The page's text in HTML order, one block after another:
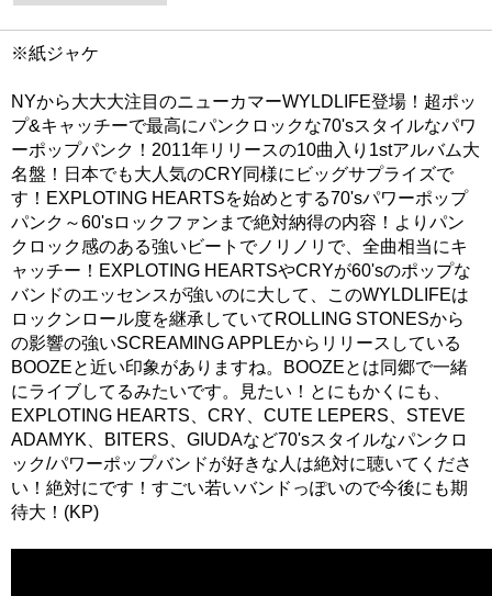
※紙ジャケ
NYから大大大注目のニューカマーWYLDLIFE登場！超ポッ
プ&キャッチーで最高にパンクロックな70'sスタイルなパワ
ーポップパンク！2011年リリースの10曲入り1stアルバム大
名盤！日本でも大人気のCRY同様にビッグサプライズで
す！EXPLOTING HEARTSを始めとする70'sパワーポップ
パンク～60'sロックファンまで絶対納得の内容！よりパン
クロック感のある強いビートでノリノリで、全曲相当にキ
ャッチー！EXPLOTING HEARTSやCRYが60'sのポップな
バンドのエッセンスが強いのに大して、このWYLDLIFEは
ロックンロール度を継承していてROLLING STONESから
の影響の強いSCREAMING APPLEからリリースしている
BOOZEと近い印象がありますね。BOOZEとは同郷で一緒
にライブしてるみたいです。見たい！とにもかくにも、
EXPLOTING HEARTS、CRY、CUTE LEPERS、STEVE
ADAMYK、BITERS、GIUDAなど70'sスタイルなパンクロ
ック/パワーポップバンドが好きな人は絶対に聴いてくださ
い！絶対にです！すごい若いバンドっぽいので今後にも期
待大！(KP)